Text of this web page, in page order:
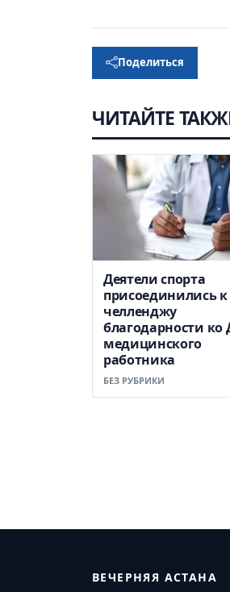
Поделиться
ЧИТАЙТЕ
Деятели спорта
присоединились к
челленджу
благодарности
медицинского
работника
БЕЗ РУБРИКИ
ВЕЧЕРНЯЯ АСТАНА